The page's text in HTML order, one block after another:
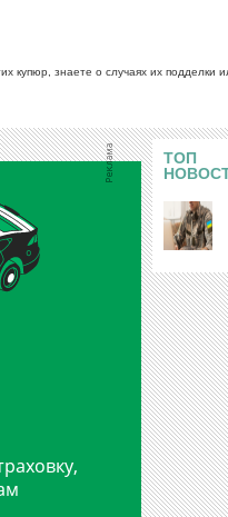
купюр, знаете о случаях их
ТОП